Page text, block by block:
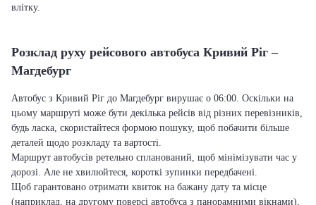
влітку.
Розклад руху рейсового автобуса Кривий Ріг –
Магдебург
Автобус з Кривий Ріг до Магдебург вирушає о 06:00. Оскільки на
цьому маршруті може бути декілька рейсів від різних перевізників,
будь ласка, скористайтеся формою пошуку, щоб побачити більше
деталей щодо розкладу та вартості.
Маршрут автобусів ретельно спланований, щоб мінімізувати час у
дорозі. Але не хвилюйтеся, короткі зупинки передбачені.
Щоб гарантовано отримати квиток на бажану дату та місце
(наприклад, на другому поверсі автобуса з панорамними вікнами),